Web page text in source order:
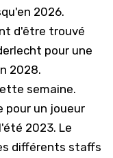
2026.
d'être trouvé
pour une
2028.
semaine.
pour un joueur
2023. Le
différents staffs